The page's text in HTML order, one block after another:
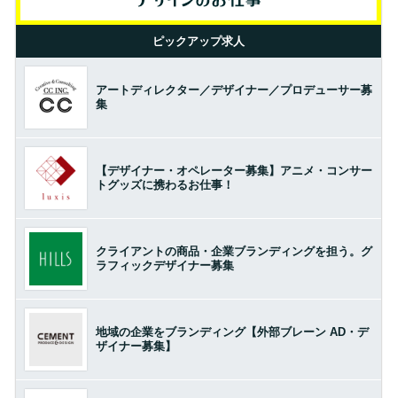
ピックアップ求人
アートディレクター／デザイナー／プロデューサー募
集
【デザイナー・オペレーター募集】アニメ・コンサー
トグッズに携わるお仕事！
クライアントの商品・企業ブランディングを担う。グ
ラフィックデザイナー募集
地域の企業をブランディング【外部ブレーン AD・デ
ザイナー募集】